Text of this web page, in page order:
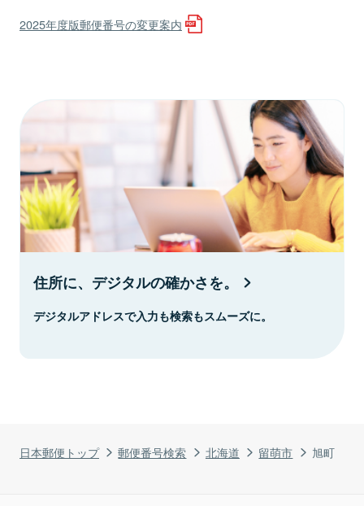
日本郵便トップ 郵便番号検索 北海道 留萌市 旭町
2025年度版郵便番号の変更案内
住所に、デジタルの確かさを。
デジタルアドレスで入力も検索もスムーズに。